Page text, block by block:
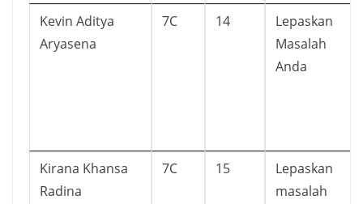
Kevin Aditya
Aryasena
7C 14
Lepaskan
Masalah
Anda
Kirana Khansa
Radina
7C 15
Lepaskan
masalah